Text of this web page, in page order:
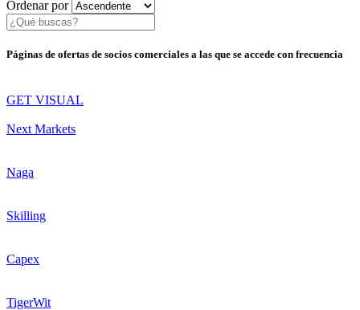
Ordenar por
Páginas de ofertas de socios comerciales a las que se accede con frecuencia
GET VISUAL
Next Markets
Naga
Skilling
Capex
TigerWit